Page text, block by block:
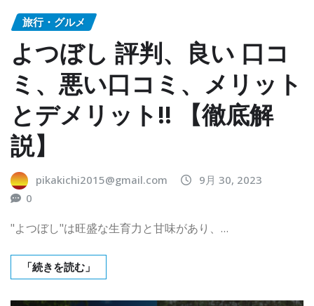
旅行・グルメ
よつぼし 評判、良い 口コ
ミ、悪い口コミ、メリット
とデメリット!! 【徹底解
説】
pikakichi2015@gmail.com
9月 30, 2023
0
"よつぼし"は旺盛な生育力と甘味があり、…
「続きを読む」